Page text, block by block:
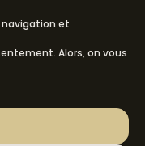
navigation et
Alors, on vous
Légales
Cookies